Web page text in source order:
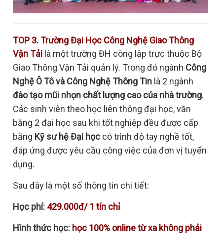
TOP 3. Trường Đại Học Công Nghệ Giao Thông
Vận Tải là một trường ĐH công lập trực thuộc Bộ
Giao Thông Vận Tải quản lý. Trong đó ngành Công
Nghệ Ô Tô và Công Nghệ Thông Tin là 2 ngành
đào tạo mũi nhọn chất lượng cao của nhà trường.
Các sinh viên theo học liên thông đại học, văn
bằng 2 đại học sau khi tốt nghiệp đều được cấp
bằng Kỹ sư hệ Đại học có trình độ tay nghề tốt,
đáp ứng được yêu cầu công việc của đơn vị tuyển
dụng.
Sau đây là một số thông tin chi tiết:
Học phí: 429.000đ/ 1 tín chỉ
Hình thức học: học 100% online từ xa không phải